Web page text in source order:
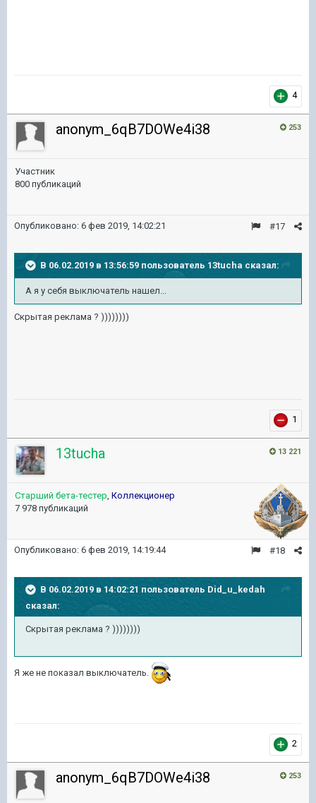
4
253
anonym_6qB7DOWe4i38
Участник
800 публикаций
#17
Опубликовано: 6 фев 2019, 14:02:21
В 06.02.2019 в 13:56:59 пользователь 13tucha сказал:
А я у себя выключатель нашел...
Скрытая реклама ? ))))))))
1
13 221
13tucha
Старший бета-тестер, Коллекционер
7 978 публикаций
#18
Опубликовано: 6 фев 2019, 14:19:44
В 06.02.2019 в 14:02:21 пользователь Did_u_kedah
сказал:
Скрытая реклама ? ))))))))
Я же не показал выключатель.
2
253
anonym_6qB7DOWe4i38